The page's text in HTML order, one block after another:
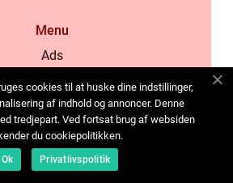
Menu
Ads
Cookies
Contact
Sitemap
cookies til at huske dine indstillinger,
af indhold og annoncer. Denne
tredjepart. Ved fortsat brug af websiden
du cookiepolitikken.
Ok Privatlivspolitik